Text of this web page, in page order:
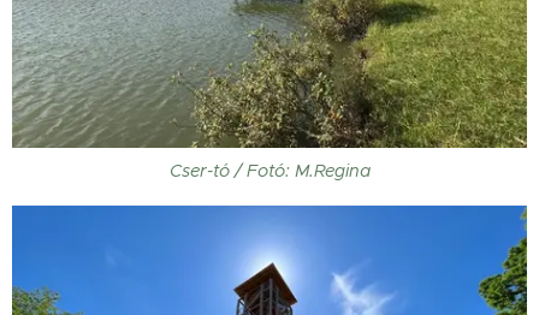
Cser-tó / Fotó: M.Regina